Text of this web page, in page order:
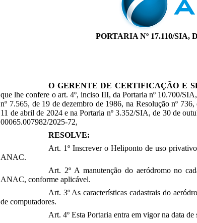
PORTARIA Nº 17.110/SIA,
O GERENTE DE CERTIFICAÇÃO E
que lhe confere o art. 4º, inciso III, da Portaria nº 10.700/
nº 7.565, de 19 de dezembro de 1986, na Resolução nº
11 de abril de 2024 e na Portaria nº 3.352/SIA, de 30 de
00065.007982/2025-72,
RESOLVE:
Art. 1º Inscrever o Heliponto de uso
ANAC.
Art. 2º A manutenção do aeródromo no
ANAC, conforme aplicável.
Art. 3º As características cadastrais do
de computadores.
Art. 4º Esta Portaria entra em vigor na data de